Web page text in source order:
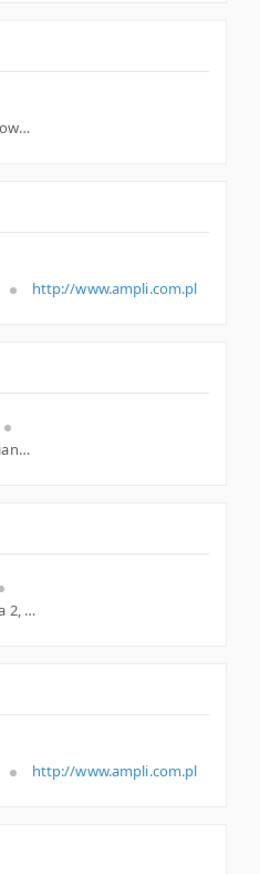
33-100 Tarnów, ul. Przemysłowa 27, małopolskie
http://www.ampli.com.pl
32-600 Oświęcim, Maksymiliana Kolbego 21, woj. Małopolskie, pow. Oświęcimski, gm. Oświęcim
38-400 Krosno, Podkarpacka 2, woj. Podkarpackie, pow. Krosno, gm. Krosno
http://www.ampli.com.pl